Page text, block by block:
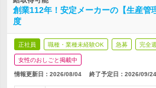
創業112年！安定メーカーの【生産管
度
正社員 職種・業種未経験OK 急募 完全
女性のおしごと掲載中
情報更新日：2026/08/04 終了予定日： 2026/09/24